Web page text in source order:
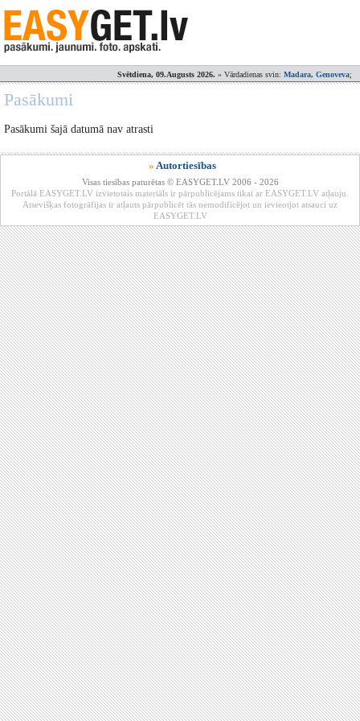
Svētdiena, 09.Augusts 2026. » Vārdadienas svin: Madara, Genoveva;
Pasākumi
Pasākumi šajā datumā nav atrasti
» Autortiesības
Visas tiesības paturētas © EASYGET.LV 2006 - 2026
Portālā EASYGET.LV izvietotais materiāls ir pārpublicējams tikai ar EASYGET.LV atļauju.
Atsevišķas fotogrāfijas ir atļauts pārpublicēt tās nemodificējot un ievieotjot atsauci uz
EASYGET.LV